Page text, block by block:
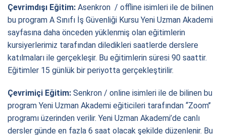
Çevrimdışı Eğitim: Asenkron / offline isimleri ile de bilinen
bu program A Sınıfı İş Güvenliği Kursu Yeni Uzman Akademi
sayfasına daha önceden yüklenmiş olan eğitimlerin
kursiyerlerimiz tarafından diledikleri saatlerde derslere
katılmaları ile gerçekleşir. Bu eğitimlerin süresi 90 saattir.
Eğitimler 15 günlük bir periyotta gerçekleştirilir.
Çevrimiçi Eğitim: Senkron / online isimleri ile de bilinen bu
program Yeni Uzman Akademi eğiticileri tarafından ‘‘Zoom’’
programı üzerinden verilir. Yeni Uzman Akademi’de canlı
dersler günde en fazla 6 saat olacak şekilde düzenlenir. Bu